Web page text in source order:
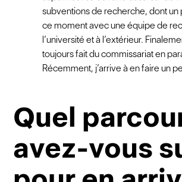
subventions de recherche, dont un
ce moment avec une équipe de
l’université et à l’extérieur.
toujours fait du commissariat en
Récemment, j’arrive à en faire un
Quel
avez-vous